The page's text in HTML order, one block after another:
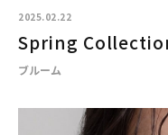
2025.02.22
Spring
ブルーム